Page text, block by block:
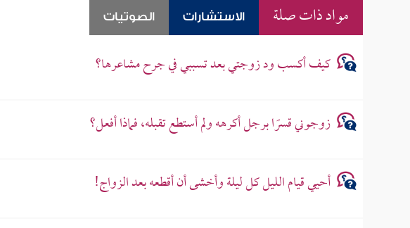
مواد ذات صلة الاستشارات الصوتيات
كيف أكسب ود زوجتي بعد تسببي في جرح مشاعرها؟
زوجوني قسرًا برجل أكرهه ولم أستطع تقبله، فماذا أفعل؟
أحيي قيام الليل كل ليلة وأخشى أن أقطعه بعد الزواج!